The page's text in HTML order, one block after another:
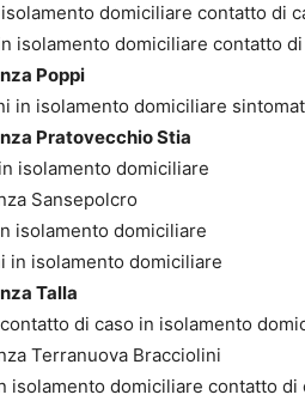
domiciliare contatto di
isolamento domiciliare contatto
Poppi
in isolamento domiciliare
Pratovecchio Stia
isolamento domiciliare
Sansepolcro
isolamento domiciliare
in isolamento domiciliare
Talla
di caso in isolamento
Terranuova Bracciolini
isolamento domiciliare contatto di